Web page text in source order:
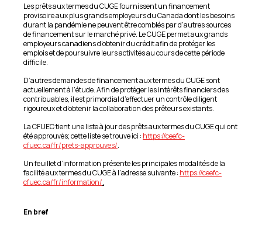
Les prêts aux termes du CUGE fournissent un financement
provisoire aux plus grands employeurs du Canada dont les besoins
durant la pandémie ne peuvent être comblés par d’autres sources
de financement sur le marché privé. Le CUGE permet aux grands
employeurs canadiens d’obtenir du crédit afin de protéger les
emplois et de poursuivre leurs activités au cours de cette période
difficile.
D’autres demandes de financement aux termes du CUGE sont
actuellement à l’étude. Afin de protéger les intérêts financiers des
contribuables, il est primordial d’effectuer un contrôle diligent
rigoureux et d’obtenir la collaboration des prêteurs existants.
La CFUEC tient une liste à jour des prêts aux termes du CUGE qui ont
été approuvés; cette liste se trouve ici : https://ceefc-
cfuec.ca/fr/prets-approuves/.
Un feuillet d’information présente les principales modalités de la
facilité aux termes du CUGE à l’adresse suivante : https://ceefc-
cfuec.ca/fr/information/.
En bref